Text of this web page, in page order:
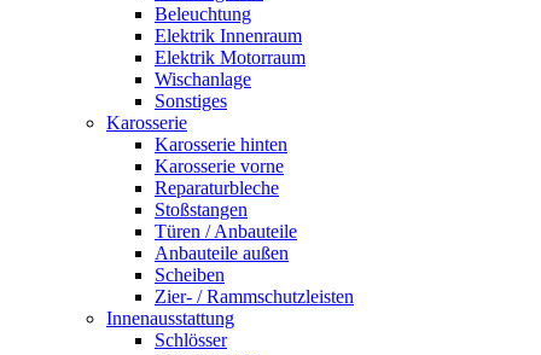
Beleuchtung
Elektrik Innenraum
Elektrik Motorraum
Wischanlage
Sonstiges
Karosserie
Karosserie hinten
Karosserie vorne
Reparaturbleche
Stoßstangen
Türen / Anbauteile
Anbauteile außen
Scheiben
Zier- / Rammschutzleisten
Innenausstattung
Schlösser